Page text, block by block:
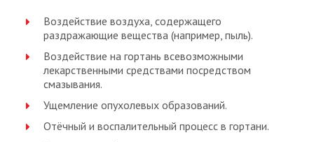
Воздействие воздуха, содержащего
раздражающие вещества (например, пыль).
Воздействие на гортань всевозможными
лекарственными средствами посредством
смазывания.
Ущемление опухолевых образований.
Отёчный и воспалительный процесс в гортани.